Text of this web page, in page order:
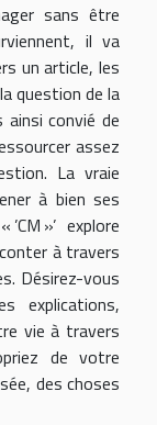
sans être
il va
un article, les
question de la
ainsi convié de
assez
La vraie
à bien ses
»’ explore
à travers
Désirez-vous
explications,
vie à travers
de votre
des choses